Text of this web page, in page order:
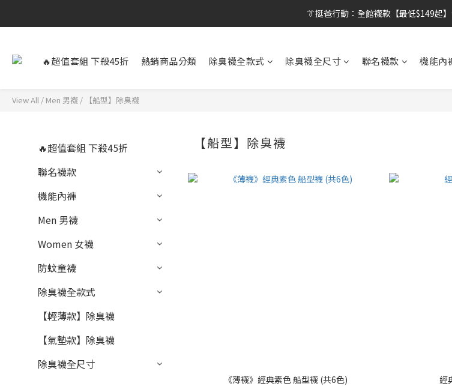
👔挺爸行動：全館襪款【最低$149起】
👔挺爸行動：全館襪款【最低$149起】
【刷卡/電子支付限定】下單送✨WARX
🔥超值套組 下殺45折 熱銷商品分類 除臭襪全款式 除臭襪全尺寸 聯名襪款 機能內
View All / Men 男襪 / 【船型】除臭襪
🔥超值套組 下殺45折
聯名襪款
機能內褲
Men 男襪
Women 女襪
防蚊童襪
除臭襪全款式
【輕薄款】除臭襪
【氣墊款】除臭襪
除臭襪全尺寸
【船型】除臭襪
《薄襪》經典素色 船型襪 (共6色) 經